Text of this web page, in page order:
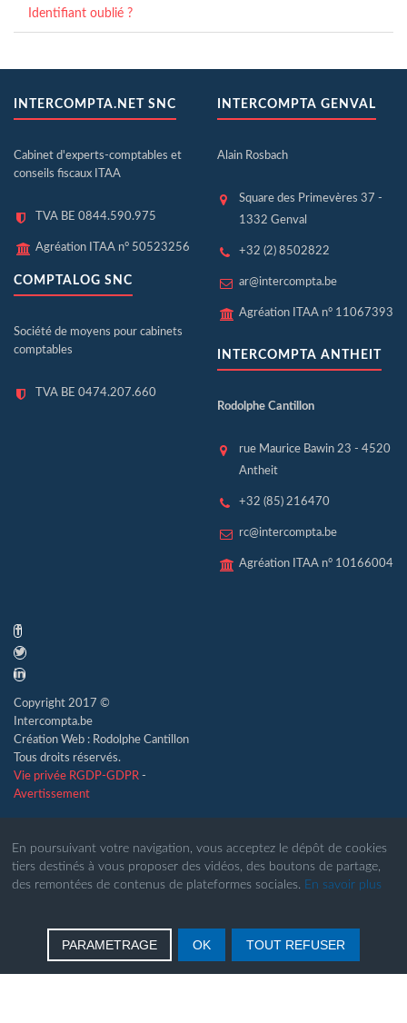
Identifiant oublié ?
INTERCOMPTA.NET SNC
Cabinet d'experts-comptables et
conseils fiscaux ITAA
TVA BE 0844.590.975
Agréation ITAA n° 50523256
COMPTALOG SNC
Société de moyens pour cabinets
comptables
TVA BE 0474.207.660
INTERCOMPTA GENVAL
Alain Rosbach
Square des Primevères 37 -
1332 Genval
+32 (2) 8502822
ar@intercompta.be
Agréation ITAA n° 11067393
INTERCOMPTA ANTHEIT
Rodolphe Cantillon
rue Maurice Bawin 23 - 4520
Antheit
+32 (85) 216470
rc@intercompta.be
Agréation ITAA n° 10166004
En poursuivant votre navigation, vous acceptez le dépôt de cookies
tiers destinés à vous proposer des vidéos, des boutons de partage,
des remontées de contenus de plateformes sociales. En savoir plus
PARAMETRAGE OK TOUT REFUSER
Copyright 2017 ©
Intercompta.be
Création Web : Rodolphe Cantillon
Tous droits réservés.
Vie privée RGDP-GDPR -
Avertissement